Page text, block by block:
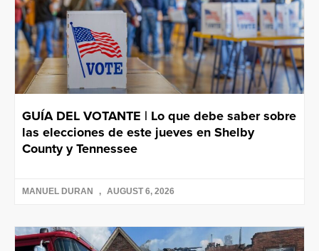
GUÍA DEL VOTANTE | Lo que debe saber sobre
las elecciones de este jueves en Shelby
County y Tennessee
MANUEL DURAN AUGUST 6, 2026